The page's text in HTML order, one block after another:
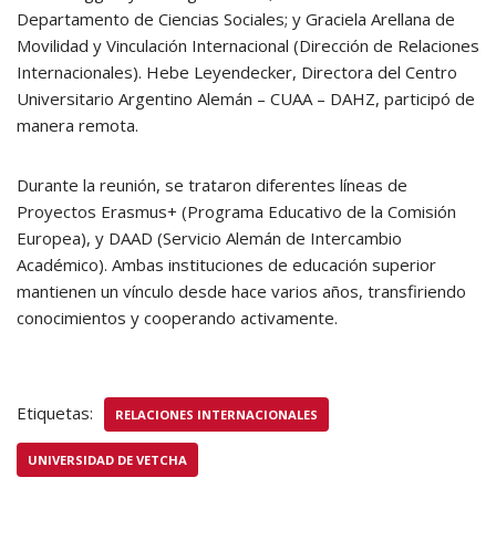
Departamento de Ciencias Sociales; y Graciela Arellana de
Movilidad y Vinculación Internacional (Dirección de Relaciones
Internacionales). Hebe Leyendecker, Directora del Centro
Universitario Argentino Alemán – CUAA – DAHZ, participó de
manera remota.
Durante la reunión, se trataron diferentes líneas de
Proyectos Erasmus+ (Programa Educativo de la Comisión
Europea), y DAAD (Servicio Alemán de Intercambio
Académico). Ambas instituciones de educación superior
mantienen un vínculo desde hace varios años, transfiriendo
conocimientos y cooperando activamente.
Etiquetas: RELACIONES INTERNACIONALES
UNIVERSIDAD DE VETCHA